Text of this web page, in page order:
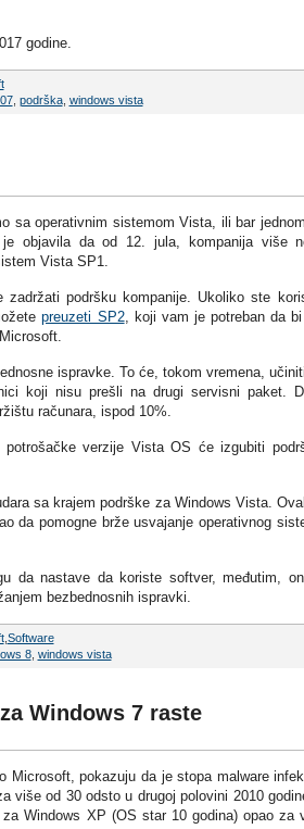
godine.
, podrška, windows vista
sa operativnim sistemom Vista, ili bar
je objavila da od 12. jula, kompanija više
Vista SP1.
podršku kompanije. Ukoliko ste
preuzeti SP2, koji vam je potreban da
ispravke. To će, tokom vremena,
koji nisu prešli na drugi servisni paket.
računara, ispod 10%.
verzije Vista OS će izgubiti
sa krajem podrške za Windows Vista.
da pomogne brže usvajanje operativnog
da nastave da koriste softver, međutim,
bezbednosnih ispravki.
, Software
8, windows vista
Windows 7 raste
Microsoft, pokazuju da je stopa malware
više od 30 odsto u drugoj polovini 2010
Windows XP (OS star 10 godina) opao za